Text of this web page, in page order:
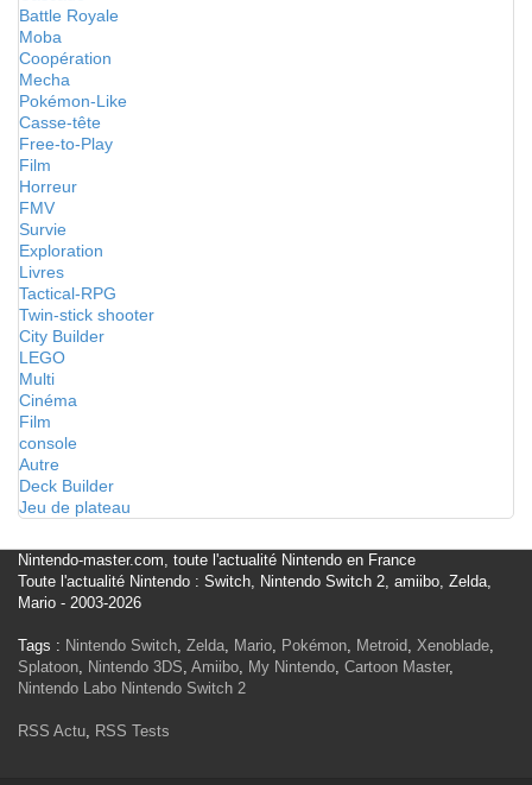
Battle Royale
Moba
Coopération
Mecha
Pokémon-Like
Casse-tête
Free-to-Play
Film
Horreur
FMV
Survie
Exploration
Livres
Tactical-RPG
Twin-stick shooter
City Builder
LEGO
Multi
Cinéma
Film
console
Autre
Deck Builder
Jeu de plateau
Nintendo-master.com, toute l'actualité Nintendo en France
Toute l'actualité Nintendo : Switch, Nintendo Switch 2, amiibo, Zelda,
Mario - 2003-2026
Tags : Nintendo Switch, Zelda, Mario, Pokémon, Metroid, Xenoblade,
Splatoon, Nintendo 3DS, Amiibo, My Nintendo, Cartoon Master,
Nintendo Labo Nintendo Switch 2
RSS Actu, RSS Tests